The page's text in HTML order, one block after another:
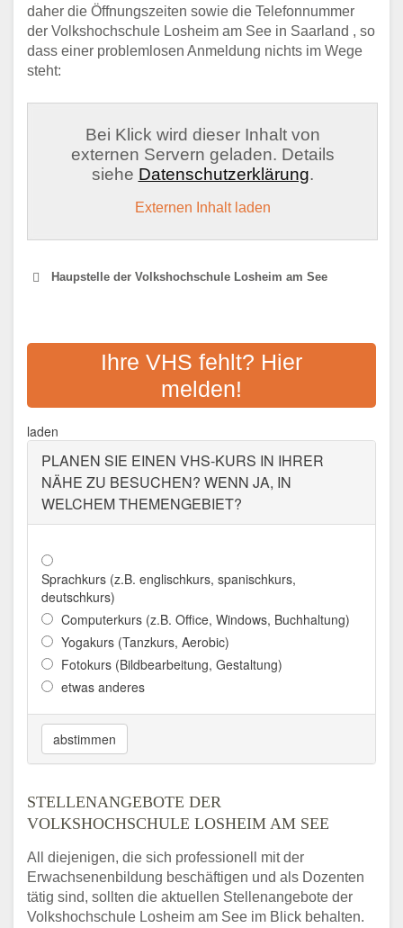
daher die Öffnungszeiten sowie die Telefonnummer
der Volkshochschule Losheim am See in Saarland , so
dass einer problemlosen Anmeldung nichts im Wege
steht:
Bei Klick wird dieser Inhalt von
externen Servern geladen. Details
siehe Datenschutzerklärung.
Externen Inhalt laden
Haupstelle der Volkshochschule Losheim am See
VOLKSHOCHSCHULE
MERZIG-WADERN E.V.
Gutenbergstraße 14, 66663 Merzig
Aktualisiert: August 2021
Ihre VHS fehlt? Hier
melden!
laden
PLANEN SIE EINEN VHS-KURS IN IHRER
NÄHE ZU BESUCHEN? WENN JA, IN
WELCHEM THEMENGEBIET?
Sprachkurs (z.B. englischkurs, spanischkurs,
deutschkurs)
Computerkurs (z.B. Office, Windows, Buchhaltung)
Yogakurs (Tanzkurs, Aerobic)
Fotokurs (Bildbearbeitung, Gestaltung)
etwas anderes
abstimmen
STELLENANGEBOTE DER
VOLKSHOCHSCHULE LOSHEIM AM SEE
All diejenigen, die sich professionell mit der
Erwachsenenbildung beschäftigen und als Dozenten
tätig sind, sollten die aktuellen Stellenangebote der
Volkshochschule Losheim am See im Blick behalten.